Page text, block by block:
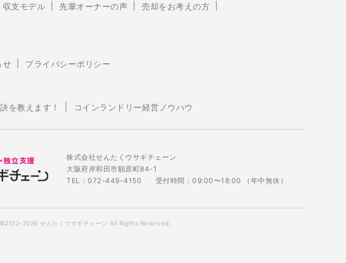
収支モデル 先輩オーナーの声
売却をお考えの方
せ プライバシーポリシー
を教えます！ コインランドリー経営ノウハウ
株式会社せんたくウサギチェーン
大阪府岸和田市額原町84-1
TEL：072-449-4150
受付時間：09:00〜18:00 （年中無休）
2026 せんたくウサギチェーン All Rights Reserved.